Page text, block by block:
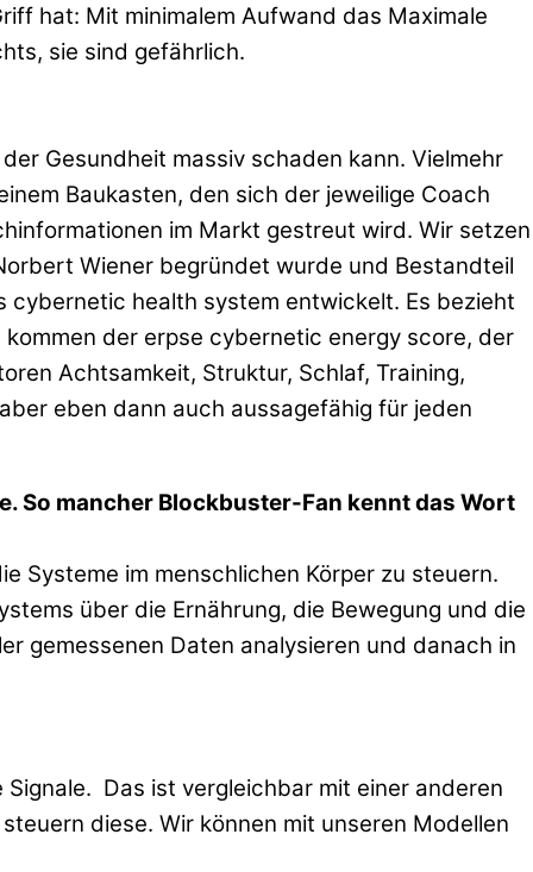
hat: Mit minimalem Aufwand das Maximale
sie sind gefährlich.
Gesundheit massiv schaden kann. Vielmehr
Baukasten, den sich der jeweilige Coach
im Markt gestreut wird. Wir setzen
Wiener begründet wurde und Bestandteil
cybernetic health system entwickelt. Es bezieht
der erpse cybernetic energy score, der
Achtsamkeit, Struktur, Schlaf, Training,
eben dann auch aussagefähig für jeden
So mancher Blockbuster-Fan kennt das Wort
Systeme im menschlichen Körper zu steuern.
über die Ernährung, die Bewegung und die
gemessenen Daten analysieren und danach in
Das ist vergleichbar mit einer anderen
diese. Wir können mit unseren Modellen